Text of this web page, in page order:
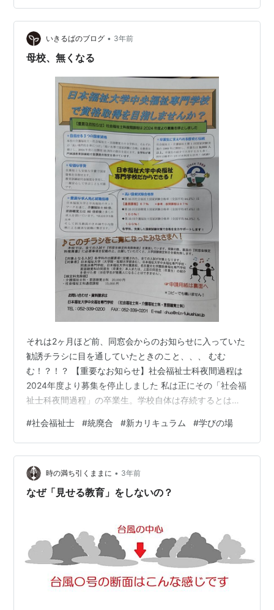
定の時期に群れを作ります。 これにより、効率よく配偶
者を見つけることができるのです。 3. 食物探しのための
群れ 食物を探す際にも、群れを作ることで効率よく食物
を見つけることが…
いきるばのブログ • 3年前
母校、無くなる
それは2ヶ月ほど前、同窓会からのお知らせに入っていた
勧誘チラシに目を通していたときのこと、、、 むむ
む！？！？ 【重要なお知らせ】社会福祉士科夜間過程は
2024年度より募集を停止しました 私は正にその「社会福
祉士科夜間過程」の卒業生。学校自体は存続するとは言
れないかも知れないですが、私が入学した2002年当時
は、定員を上回る応募があったんですよ？実際、不合格
になるかと思いました。 それくらい、当時の福祉界隈は
日本中が盛り上がっていたというか、、、“舞い上がっ
た”状態だったんです。私のように仕事を辞めて「これか
#社会福祉士 #統廃合 #新カリキュラム #学びの場
時の満ち引くままに • 3年前
なぜ「見せる教育」をしないの？